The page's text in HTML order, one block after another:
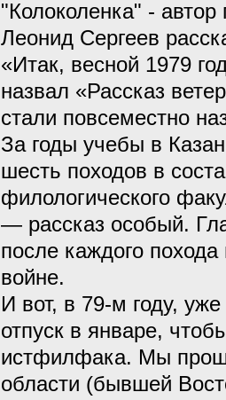
"Колоколенка" -
Леонид Сергеев
«Итак, весной 1979
назвал «Рассказ
стали повсеместно
За годы учебы в
шесть походов в
филологического
— рассказ особый.
после каждого
войне.
И вот, в 79-м году,
отпуск в январе,
истфилфака. Мы
области (бывшей